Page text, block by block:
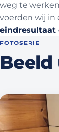
weg te
voerden wij in
eindresultaat
FOTOSERIE